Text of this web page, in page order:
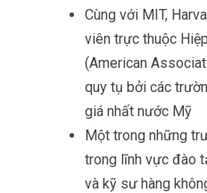
Cùng với MIT,
viên trực thuộc
(American
quy tụ bởi các
giá nhất nước Mỹ
Một trong những
trong lĩnh vực đào
và kỹ sư hàng